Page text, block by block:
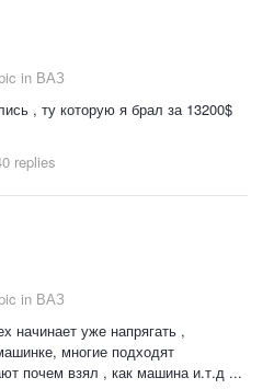
in ВАЗ
, ту которую я брал за 13200$
replies
in ВАЗ
начинает уже напрягать ,
многие подходят
почем взял , как машина и.т.д ...